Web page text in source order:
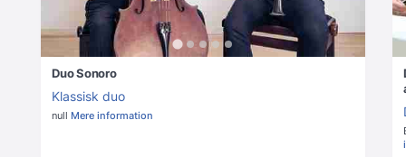
Duo Sonoro
Klassisk duo
null Mere information